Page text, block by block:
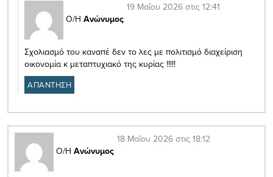
Ο/Η Ανώνυμος
19 Μαΐου 2026 στις 12:41
Σχολιασμό του καναπέ δεν το λες με πολιτισμό διαχείριση
οικονομία κ μεταπτυχιακό της κυρίας !!!!!
ΑΠΑΝΤΗΣΗ
Ο/Η Ανώνυμος
18 Μαΐου 2026 στις 18:12